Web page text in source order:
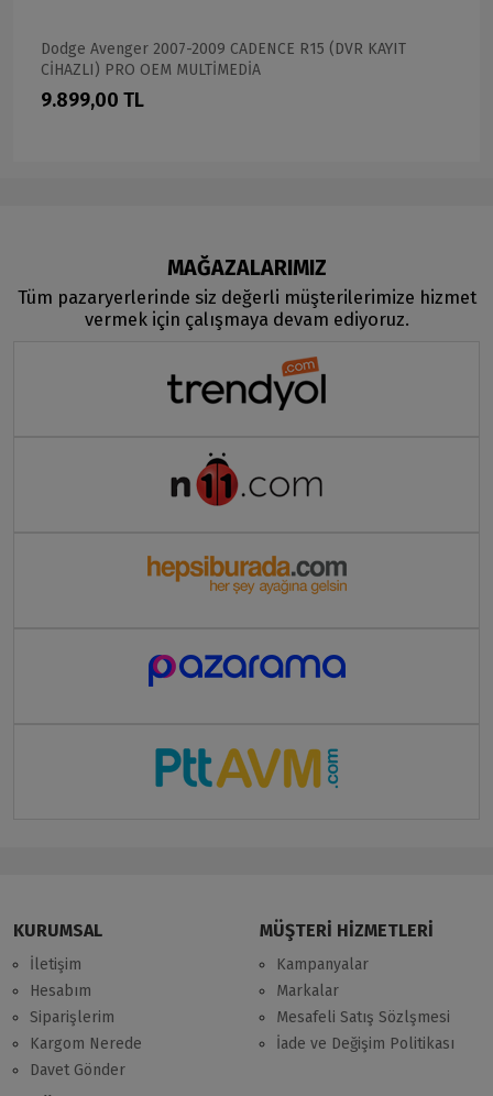
Dodge Avenger 2007-2009 CADENCE R15 (DVR KAYIT
CİHAZLI) PRO OEM MULTİMEDİA
9.899,00 TL
MAĞAZALARIMIZ
Tüm pazaryerlerinde siz değerli müşterilerimize hizmet
vermek için çalışmaya devam ediyoruz.
KURUMSAL
İletişim
Hesabım
Siparişlerim
Kargom Nerede
Davet Gönder
MÜŞTERİ HİZMETLERİ
Kampanyalar
Markalar
Mesafeli Satış Sözlşmesi
İade ve Değişim Politikası